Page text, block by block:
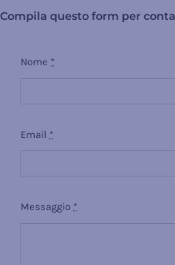
Compila questo form per
Nome *
Email *
Messaggio *